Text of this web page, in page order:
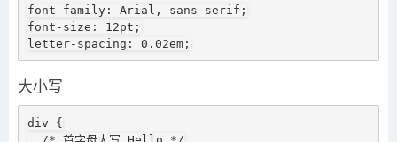
font-family: Arial, sans-serif;
font-size: 12pt;
letter-spacing: 0.02em;
大小写
div {